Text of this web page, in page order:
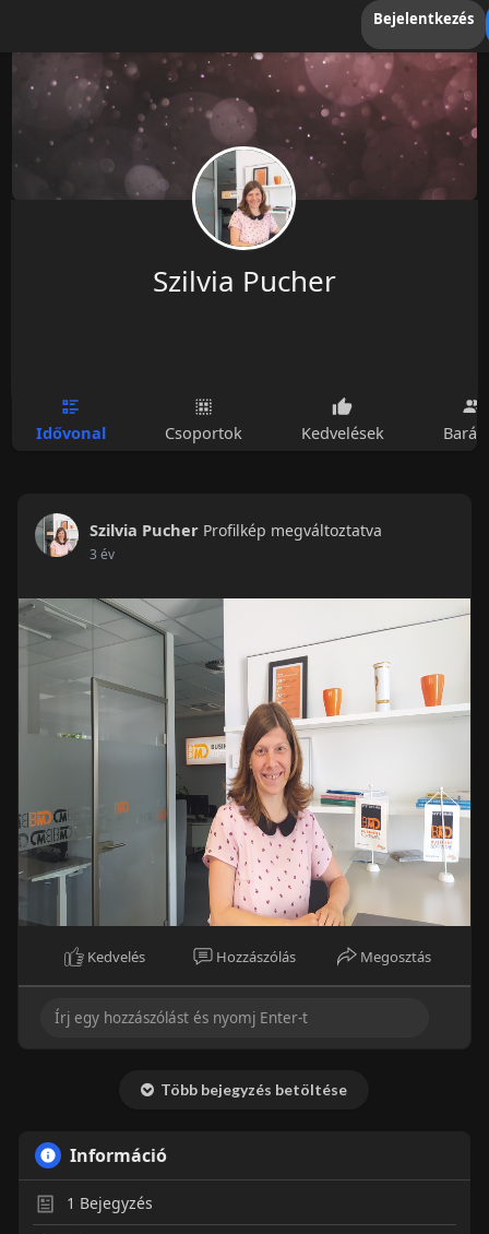
Bejelentkezés
Szilvia Pucher
Idővonal Csoportok Kedvelések
Szilvia Pucher Profilkép megváltoztatva
3 év
Kedvelés Hozzászólás Megosztás
Több bejegyzés betöltése
Információ
1 Bejegyzés